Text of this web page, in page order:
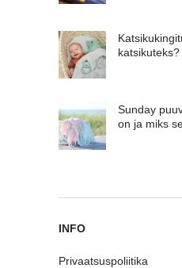
katsikuteks?
Sunday
on ja miks
INFO
Privaatsuspoliitika